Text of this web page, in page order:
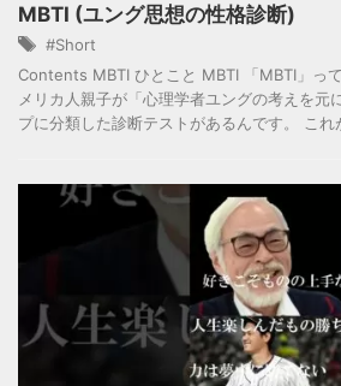
MBTI (ユング思想の性格診断)
#Short
Contents MBTI ひとこと MBTI 「MBTI」っ
メリカ人親子が「心理学者ユングの考えを元
プに分類した診断テストがあるんです。 これ